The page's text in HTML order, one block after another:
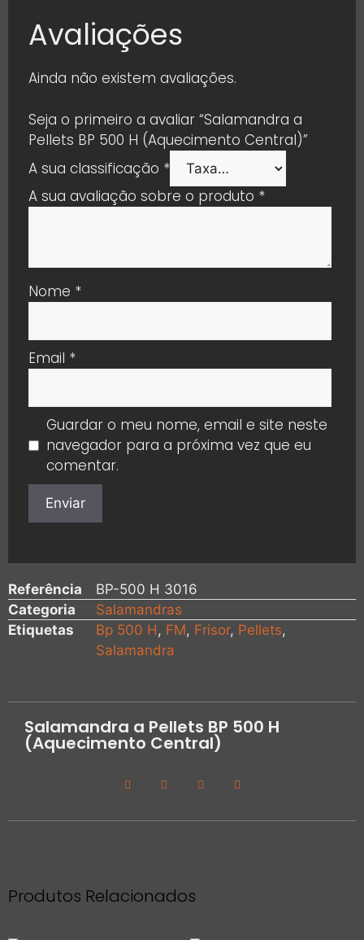
Avaliações
Ainda não existem avaliações.
Seja o primeiro a avaliar “Salamandra a
Pellets BP 500 H (Aquecimento Central)”
A sua classificação *
A sua avaliação sobre o produto *
Nome *
Email *
Guardar o meu nome, email e site neste
navegador para a próxima vez que eu
comentar.
Referência
BP-500 H 3016
Categoria
Salamandras
Etiquetas
Bp 500 H , FM, Frisor, Pellets,
Salamandra
Salamandra a Pellets BP 500 H
(Aquecimento Central)
Produtos Relacionados